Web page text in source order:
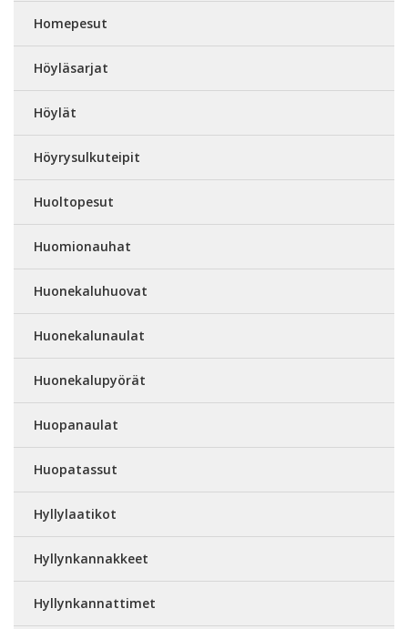
Homepesut
Höyläsarjat
Höylät
Höyrysulkuteipit
Huoltopesut
Huomionauhat
Huonekaluhuovat
Huonekalunaulat
Huonekalupyörät
Huopanaulat
Huopatassut
Hyllylaatikot
Hyllynkannakkeet
Hyllynkannattimet